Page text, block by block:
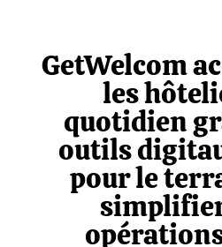
GetWelcom
les
quotidien
outils
pour le